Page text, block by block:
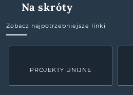
Na skróty
Zobacz najpotrzebniejsze linki
PROJEKTY UNIJNE